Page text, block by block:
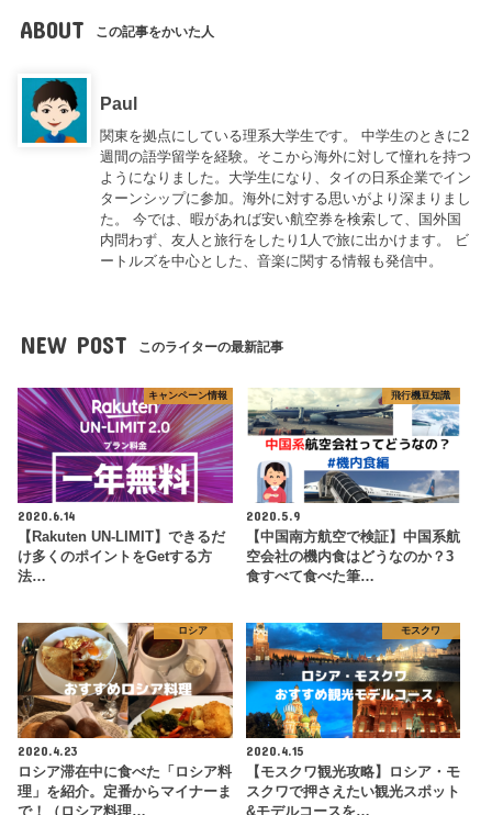
ABOUT この記事をかいた人
Paul
関東を拠点にしている理系大学生です。 中学生のときに2
週間の語学留学を経験。そこから海外に対して憧れを持つ
ようになりました。大学生になり、タイの日系企業でイン
ターンシップに参加。海外に対する思いがより深まりまし
た。 今では、暇があれば安い航空券を検索して、国外国
内問わず、友人と旅行をしたり1人で旅に出かけます。 ビ
ートルズを中心とした、音楽に関する情報も発信中。
NEW POST このライターの最新記事
キャンペーン情報
2020.6.14
【Rakuten UN-LIMIT】できるだ
け多くのポイントをGetする方
法…
飛行機豆知識
2020.5.9
【中国南方航空で検証】中国系航
空会社の機内食はどうなのか？3
食すべて食べた筆…
ロシア
2020.4.23
ロシア滞在中に食べた「ロシア料
理」を紹介。定番からマイナーま
で！（ロシア料理…
モスクワ
2020.4.15
【モスクワ観光攻略】ロシア・モ
スクワで押さえたい観光スポット
&モデルコースを…